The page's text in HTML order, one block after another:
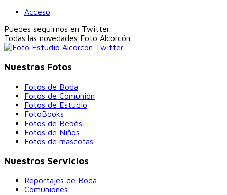
Acceso
Puedes seguirnos en Twitter.
Todas las novedades Foto Alcorcón
Nuestras Fotos
Fotos de Boda
Fotos de Comunión
Fotos de Estudio
FotoBooks
Fotos de Bebés
Fotos de Niños
Fotos de mascotas
Nuestros Servicios
Reportajes de Boda
Comuniones